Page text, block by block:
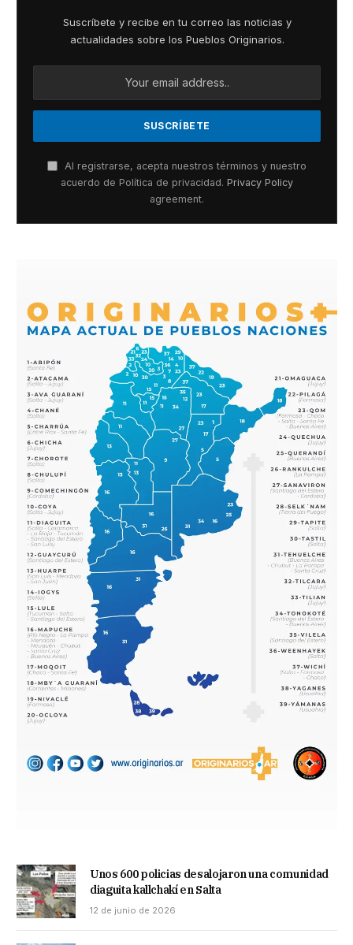
Suscríbete y recibe en tu correo las noticias y
actualidades sobre los Pueblos Originarios.
Al registrarse, acepta nuestros términos y nuestro
acuerdo de Política de privacidad. Privacy Policy
agreement.
Unos 600 policias desalojaron una comunidad
diaguita kallchakí en Salta
12 de junio de 2026